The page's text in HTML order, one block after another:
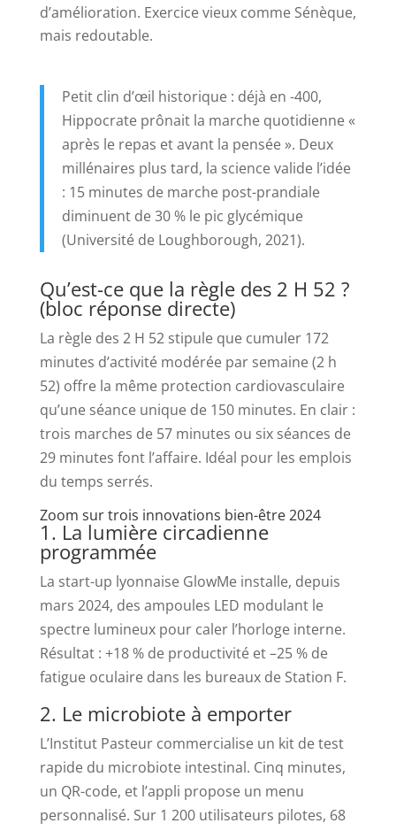
d’amélioration. Exercice vieux comme Sénèque,
mais redoutable.
Petit clin d’œil historique : déjà en -400,
Hippocrate prônait la marche quotidienne «
après le repas et avant la pensée ». Deux
millénaires plus tard, la science valide l’idée
: 15 minutes de marche post-prandiale
diminuent de 30 % le pic glycémique
(Université de Loughborough, 2021).
Qu’est-ce que la règle des 2 H 52 ?
(bloc réponse directe)
La règle des 2 H 52 stipule que cumuler 172
minutes d’activité modérée par semaine (2 h
52) offre la même protection cardiovasculaire
qu’une séance unique de 150 minutes. En clair :
trois marches de 57 minutes ou six séances de
29 minutes font l’affaire. Idéal pour les emplois
du temps serrés.
Zoom sur trois innovations bien-être 2024
1. La lumière circadienne
programmée
La start-up lyonnaise GlowMe installe, depuis
mars 2024, des ampoules LED modulant le
spectre lumineux pour caler l’horloge interne.
Résultat : +18 % de productivité et –25 % de
fatigue oculaire dans les bureaux de Station F.
2. Le microbiote à emporter
L’Institut Pasteur commercialise un kit de test
rapide du microbiote intestinal. Cinq minutes,
un QR-code, et l’appli propose un menu
personnalisé. Sur 1 200 utilisateurs pilotes, 68